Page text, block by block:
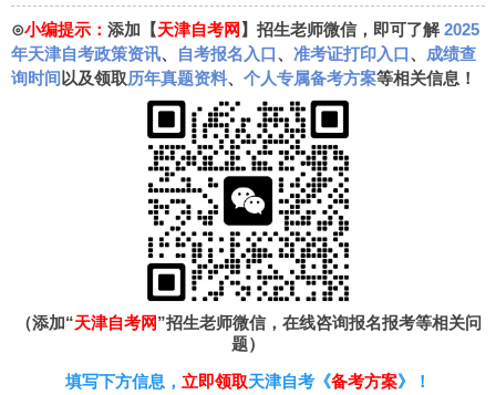
⊙小编提示： 添加【天津自考网 】招生老师微信，即可了解2025
年天津自考政策资讯、 自考报名入口、 准考证打印入口、 成绩查
询时间 以及领取历年真题资料、 个人专属备考方案等相关信息！
（添加“天津自考网”招生老师微信，在线咨询报名报考等相关问
题）
填写下方信息， 立即领取天津自考《备考方案》！